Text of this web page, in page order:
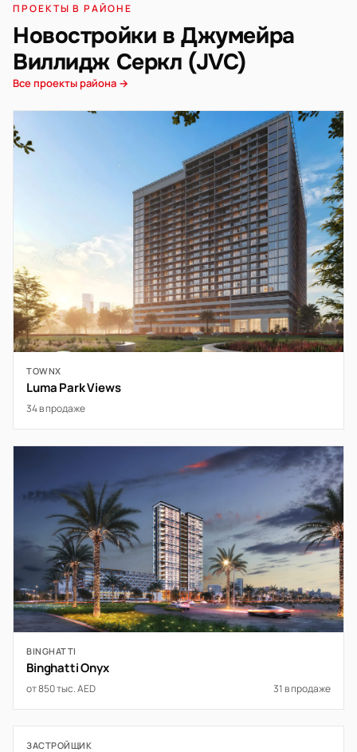
ПРОЕКТЫ В РАЙОНЕ
Новостройки в Джумейра
Виллидж Серкл (JVC)
Все проекты района →
TOWNX
Luma Park Views
34 в продаже
BINGHATTI
Binghatti Onyx
от 850 тыс. AED 31 в продаже
ЗАСТРОЙЩИК